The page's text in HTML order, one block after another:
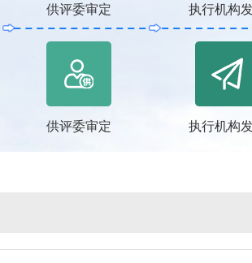
供评委审定 执行机构
供评委审定 执行机构